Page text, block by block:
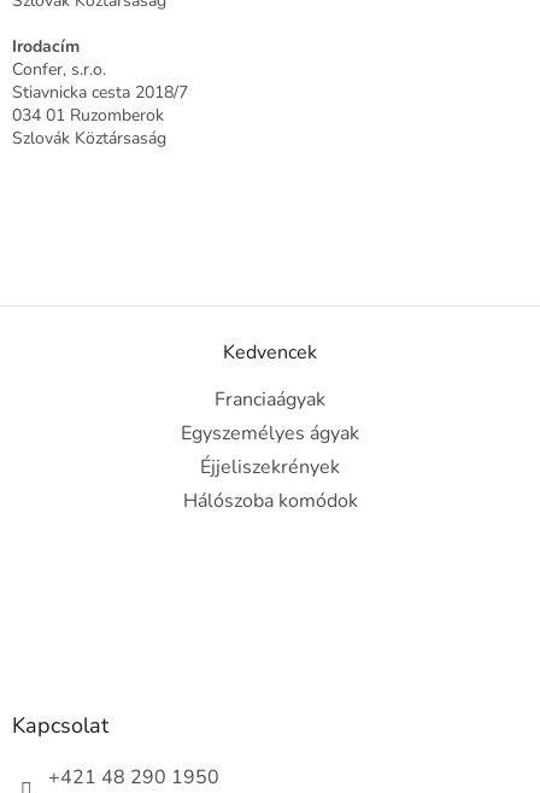
Irodacím
Confer, s.r.o.
Stiavnicka cesta 2018/7
034 01 Ruzomberok
Szlovák Köztársaság
Kedvencek
Franciaágyak
Egyszemélyes ágyak
Éjjeliszekrények
Hálószoba komódok
Kapcsolat
+421 48 290 1950